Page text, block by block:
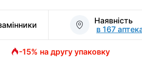
Наявність
в 167
-15% на другу упаковку